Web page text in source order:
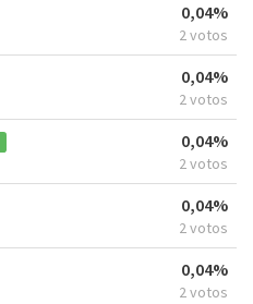
0,04%
2 votos
0,04%
2 votos
0,04%
2 votos
0,04%
2 votos
0,04%
2 votos